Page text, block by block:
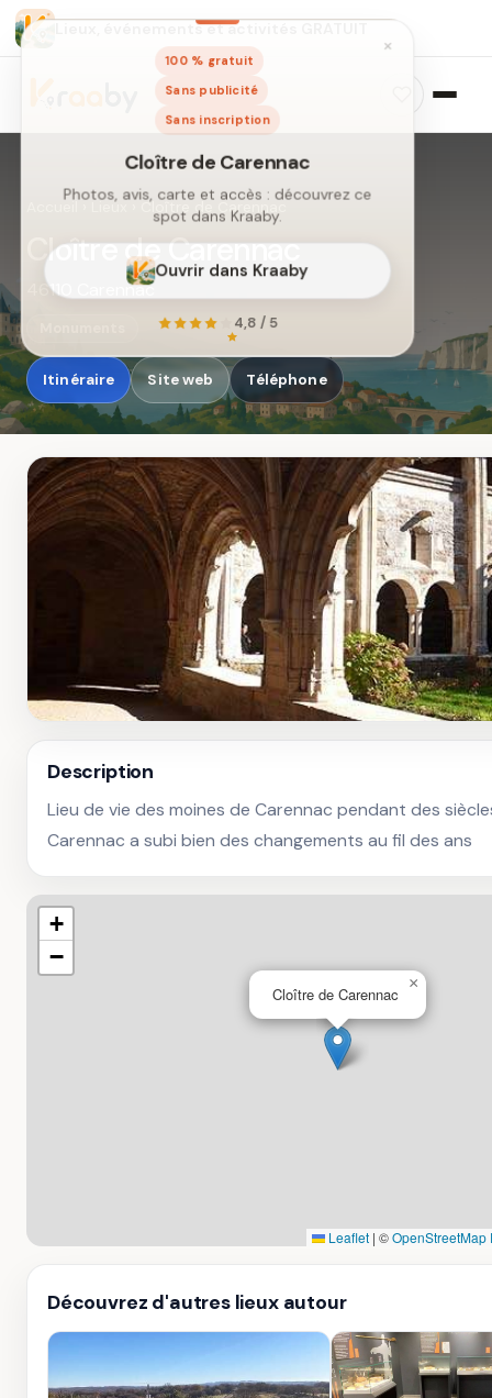
Lieux, événements et activités GRATUIT
×
100 % gratuit
Sans publicité
Sans inscription
Cloître de Carennac
Photos, avis, carte et accès : découvrez ce
Ouvrir dans Kraaby
4,8 / 5
Accueil› Lieux›Cloître de Carennac
Cloître de Carennac
46110 Carennac
Itinéraire Site web Téléphone
Description
Lieu de vie des moines de Carennac pendant des
Carennac a subi bien des changements au fil des ans
Cloître de Carennac
×
+
−
Leaflet | ©OpenStreetMap
Découvrez d'autres lieux autour